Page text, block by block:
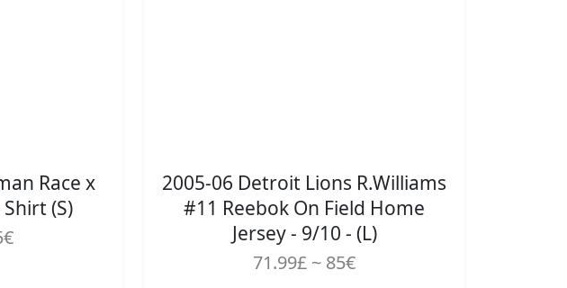
Race x
(S)
2005-06 Detroit Lions R.Williams
#11 Reebok On Field Home
Jersey - 9/10 - (L)
71.99£ ~ 85€